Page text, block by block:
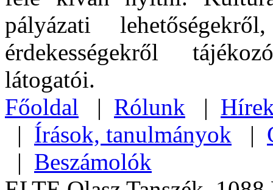
pályázati
érdekességekről
látogatói.
Főoldal | Rólunk |
| Írások, tanulmányok |
| Beszámolók